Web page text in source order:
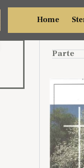
Home
Parte